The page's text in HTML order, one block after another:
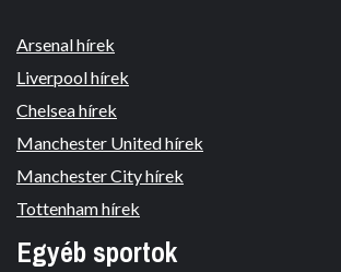
Arsenal hírek
Liverpool hírek
Chelsea hírek
Manchester United hírek
Manchester City hírek
Tottenham hírek
Egyéb sportok